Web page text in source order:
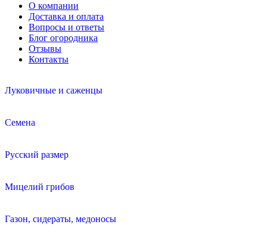
О компании
Доставка и оплата
Вопросы и ответы
Блог огородника
Отзывы
Контакты
Луковичные и саженцы
Семена
Русский размер
Мицелий грибов
Газон, сидераты, медоносы